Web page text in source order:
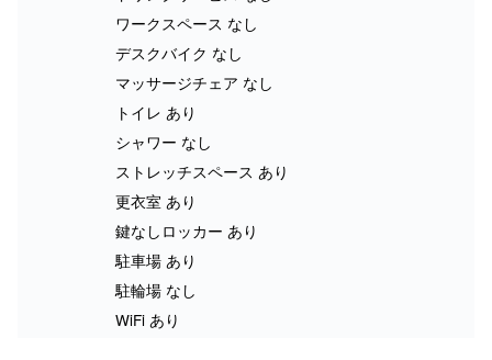
ワークスペース なし
デスクバイク なし
マッサージチェア なし
トイレ あり
シャワー なし
ストレッチスペース あり
更衣室 あり
鍵なしロッカー あり
駐車場 あり
駐輪場 なし
WiFi あり